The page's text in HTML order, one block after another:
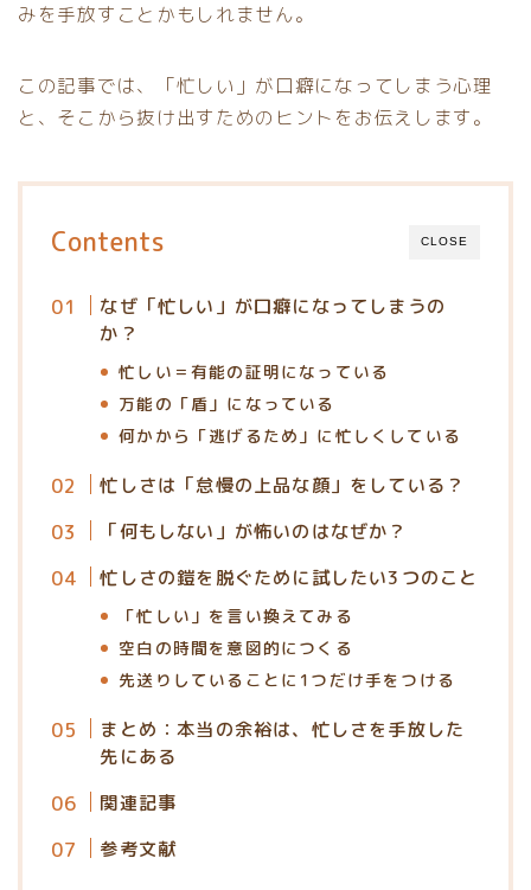
みを手放すことかもしれません。
この記事では、「忙しい」が口癖になってしまう心理
と、そこから抜け出すためのヒントをお伝えします。
CLOSE
Contents
なぜ「忙しい」が口癖になってしまうの
か？
忙しい＝有能の証明になっている
万能の「盾」になっている
何かから「逃げるため」に忙しくしている
忙しさは「怠慢の上品な顔」をしている？
「何もしない」が怖いのはなぜか？
忙しさの鎧を脱ぐために試したい3つのこと
「忙しい」を言い換えてみる
空白の時間を意図的につくる
先送りしていることに1つだけ手をつける
まとめ：本当の余裕は、忙しさを手放した
先にある
関連記事
参考文献